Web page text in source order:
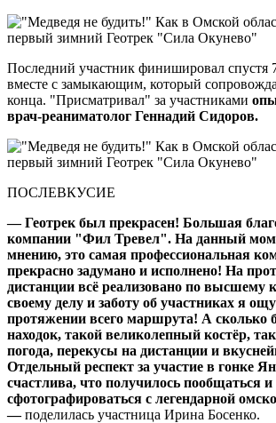
Последний участник финишировал спустя
вместе с замыкающим, который
конца. "Присматривал" за участниками
врач-реаниматолог Геннадий Сидоров.
ПОСЛЕВКУСИЕ
— Геотрек был прекрасен! Большая
компании "Фил Тревел". На данный
мнению, это самая профессиональная
прекрасно задумано и исполнено! На
дистанции всё реализовано по высшему
своему делу и заботу об участниках я
протяжении всего маршрута! А сколько
находок, такой великолепный костёр,
погода, перекусы на дистанции и
Отдельный респект за участие в гонке
счастлива, что получилось пообщаться и
сфотографироваться с легендарной
—поделилась участница Ирина Босенко.